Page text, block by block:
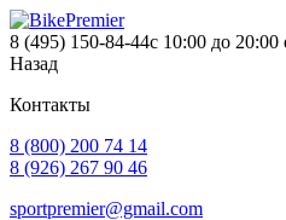
8 (495) 150-84-44с 10:00 до 20:00
Назад
Контакты
8 (800) 200 74 14
8 (926) 267 90 46
sportpremier@gmail.com